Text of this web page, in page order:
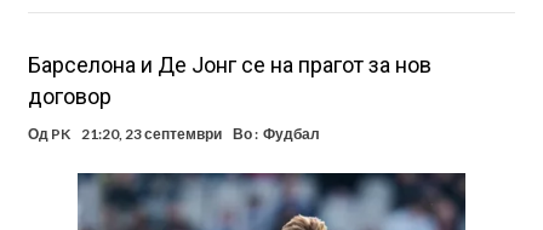
Барселона и Де Јонг се на прагот за нов
договор
Од PK 21:20, 23 септември Во : Фудбал